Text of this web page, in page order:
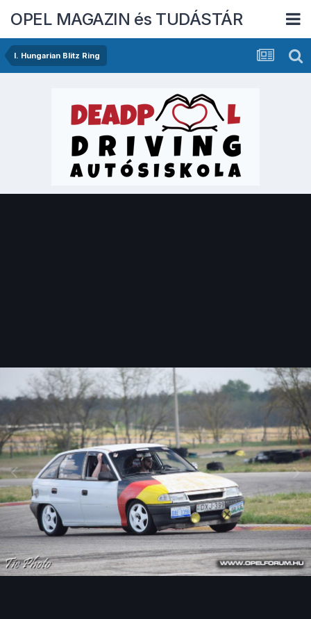
OPEL MAGAZIN és TUDÁSTÁR
I. Hungarian Blitz Ring